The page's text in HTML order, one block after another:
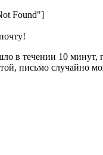
Found"]
в течении 10 минут,
письмо случайно